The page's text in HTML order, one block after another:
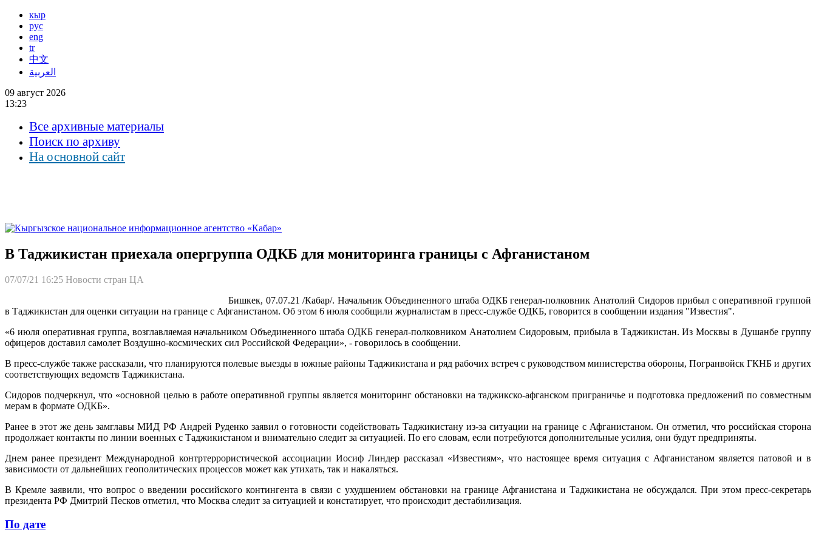
кыр
рус
eng
tr
中文
العربية
09 август 2026
13:23
Все архивные материалы
Поиск по архиву
На основной сайт
В Таджикистан приехала опергруппа ОДКБ для мониторинга границы с Афганистаном
07/07/21 16:25 Новости стран ЦА
Бишкек, 07.07.21 /Кабар/. Начальник Объединенного штаба ОДКБ генерал-полковник Анатолий Сидоров прибыл с оперативной группой
в Таджикистан для оценки ситуации на границе с Афганистаном. Об этом 6 июля сообщили журналистам в пресс-службе ОДКБ, говорится в сообщении издания "Известия".
«6 июля оперативная группа, возглавляемая начальником Объединенного штаба ОДКБ генерал-полковником Анатолием Сидоровым, прибыла в Таджикистан. Из Москвы в Душанбе группу
офицеров доставил самолет Воздушно-космических сил Российской Федерации», - говорилось в сообщении.
В пресс-службе также рассказали, что планируются полевые выезды в южные районы Таджикистана и ряд рабочих встреч с руководством министерства обороны, Погранвойск ГКНБ и других
соответствующих ведомств Таджикистана.
Сидоров подчеркнул, что «основной целью в работе оперативной группы является мониторинг обстановки на таджикско-афганском приграничье и подготовка предложений по совместным
мерам в формате ОДКБ».
Ранее в этот же день замглавы МИД РФ Андрей Руденко заявил о готовности содействовать Таджикистану из-за ситуации на границе с Афганистаном. Он отметил, что российская сторона
продолжает контакты по линии военных с Таджикистаном и внимательно следит за ситуацией. По его словам, если потребуются дополнительные усилия, они будут предприняты.
Днем ранее президент Международной контртеррористической ассоциации Иосиф Линдер рассказал «Известиям», что настоящее время ситуация с Афганистаном является патовой и в
зависимости от дальнейших геополитических процессов может как утихать, так и накаляться.
В Кремле заявили, что вопрос о введении российского контингента в связи с ухудшением обстановки на границе Афганистана и Таджикистана не обсуждался. При этом пресс-секретарь
президента РФ Дмитрий Песков отметил, что Москва следит за ситуацией и констатирует, что происходит дестабилизация.
По дате